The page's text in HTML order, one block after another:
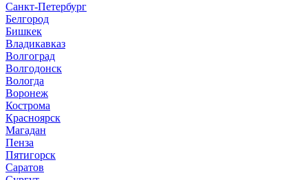
Санкт-Петербург
Белгород
Бишкек
Владикавказ
Волгоград
Волгодонск
Вологда
Воронеж
Кострома
Красноярск
Магадан
Пенза
Пятигорск
Саратов